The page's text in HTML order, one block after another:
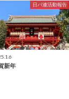
日パ連活動報告
新年